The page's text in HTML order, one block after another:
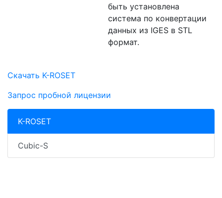
быть установлена
система по конвертации
данных из IGES в STL
формат.
Скачать K-ROSET
Запрос пробной лицензии
K-ROSET
Cubic-S